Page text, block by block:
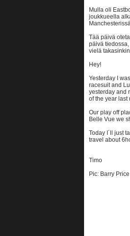
Mulla oli
joukkueella
Tää päivä
päivä
vielä
Hey!
Yesterday I
racesuit and
yesterday and
of the year last
Our play off
Belle Vue we
Today I´ll just
travel about
Timo
Pic: Barry Price